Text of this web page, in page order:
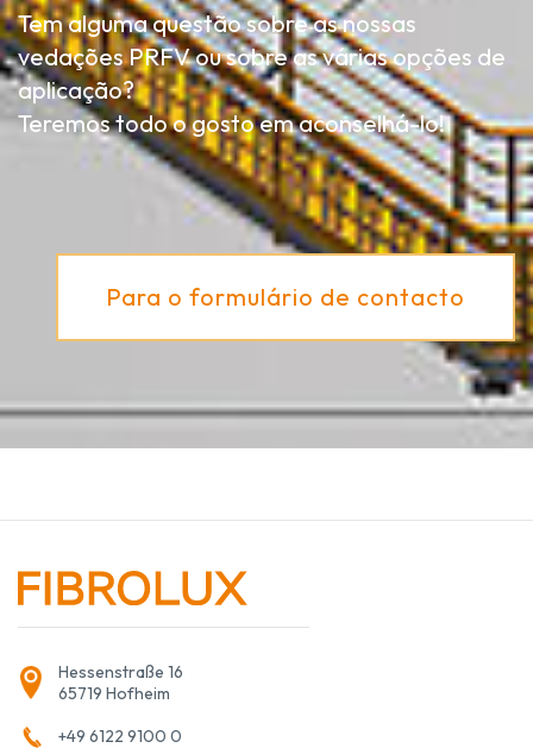
Tem alguma questão sobre as nossas
vedações PRFV ou sobre as várias opções de
aplicação?
Teremos todo o gosto em aconselhá-lo!
Para o formulário de contacto
Hessenstraße 16
65719 Hofheim
+49 6122 9100 0